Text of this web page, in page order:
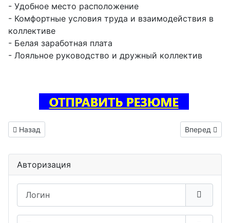
- Удобное место расположение
- Комфортные условия труда и взаимодействия в
коллективе
- Белая заработная плата
- Лояльное руководство и дружный коллектив
Предыдущий: Инженер трассировщик печатных плат
Назад Следующий:
Вперед
Авторизация